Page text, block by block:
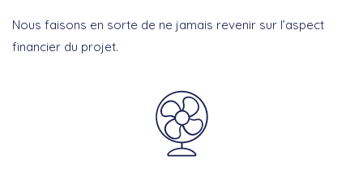
Nous faisons en sorte de ne jamais revenir sur l’aspect
financier du projet.